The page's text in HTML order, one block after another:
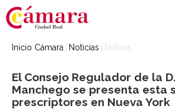
Inicio Cámara Noticias Noticia
El Consejo Regulador de la
Manchego se presenta esta
prescriptores en Nueva York